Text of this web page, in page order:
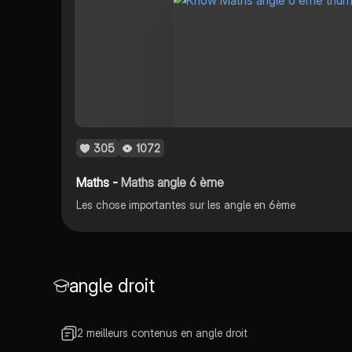
305 1072
Maths -Maths angle 6 ème
Les chose importantes sur les angle en 6ème
angle droit
2 meilleurs contenus en angle droit